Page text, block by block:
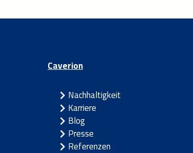
Caverion
Nachhaltigkeit
Karriere
Blog
Presse
Referenzen